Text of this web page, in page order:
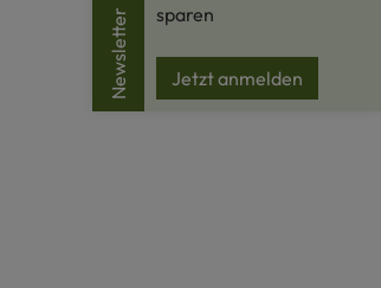
Newsletter
sparen
Jetzt anmelden